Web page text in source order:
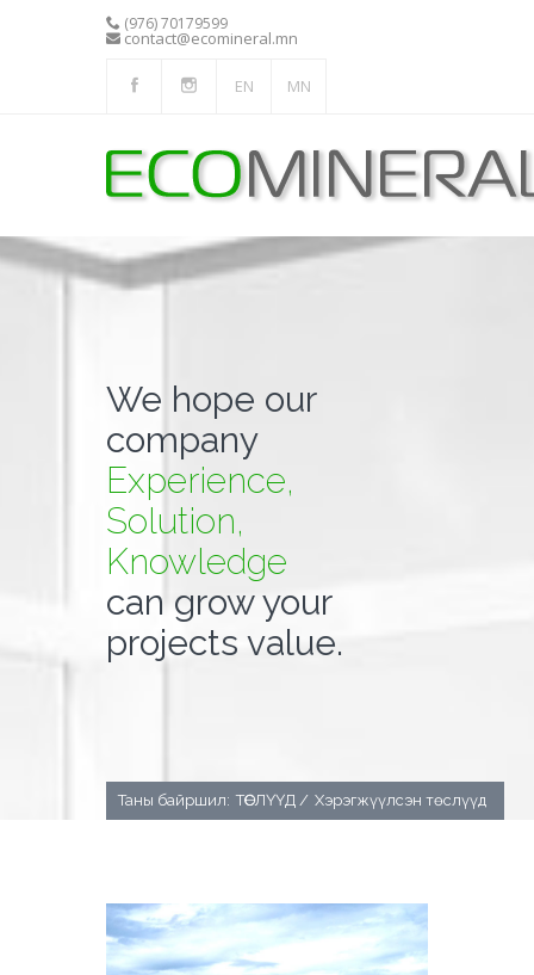
(976) 70179599
contact@ecomineral.mn
EN MN
We hope our
company
Experience,
Solution,
Knowledge
can grow your
projects value.
Таны байршил: ТӨСЛҮҮД / Хэрэгжүүлсэн төслүүд